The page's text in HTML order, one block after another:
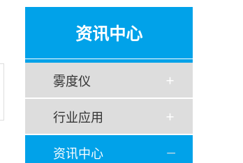
资讯中心
雾度仪
行业应用
资讯中心